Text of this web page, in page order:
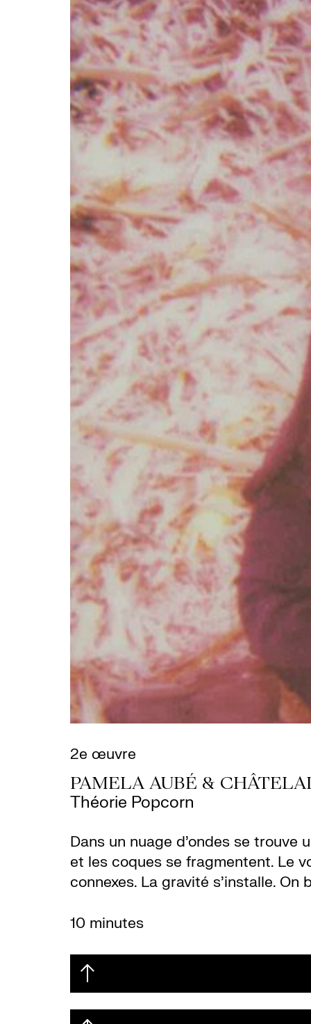
2e œuvre
PAMELA AUBÉ &
Théorie Popcorn
Dans un nuage d’ondes se
et les coques se fragmentent. Le
connexes. La gravité s’installe.
10 minutes